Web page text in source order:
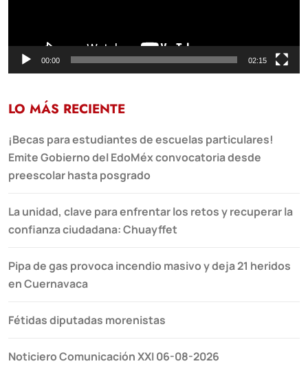
00:00 02:15
LO MÁS RECIENTE
¡Becas para estudiantes de escuelas particulares!
Emite Gobierno del EdoMéx convocatoria desde
preescolar hasta posgrado
La unidad, clave para enfrentar los retos y recuperar la
confianza ciudadana: Chuayffet
Pipa de gas provoca incendio masivo y deja 21 heridos
en Cuernavaca
Fétidas diputadas morenistas
Noticiero Comunicación XXI 06-08-2026